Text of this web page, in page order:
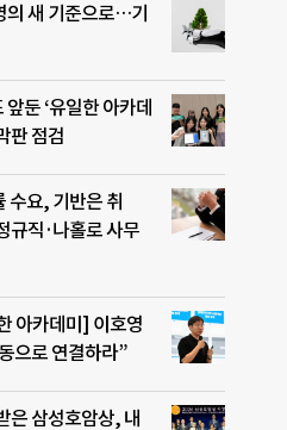
의 새 기준으로…기
둔 ‘유일한 아카데
판 점검
수요, 기반은 취
규직·나홀로 사무
아카데미] 이호영
으로 연결하라”
은 삼성호암상, 내